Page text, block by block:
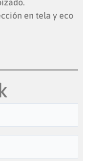
en tela y eco